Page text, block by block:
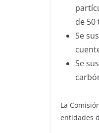
de 50
Se
Se
La
entidades